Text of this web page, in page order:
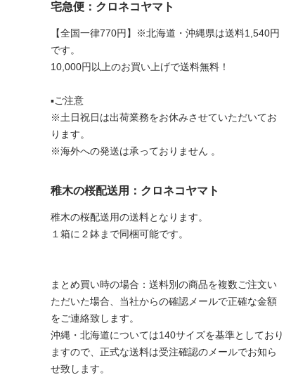
宅急便：クロネコヤマト
【全国一律770円】※北海道・沖縄県は送料1,540円
です。
10,000円以上のお買い上げで送料無料！
▪︎ご注意
※土日祝日は出荷業務をお休みさせていただいてお
ります。
※海外への発送は承っておりません 。
稚木の桜配送用：クロネコヤマト
稚木の桜配送用の送料となります。
１箱に２鉢まで同梱可能です。
まとめ買い時の場合：送料別の商品を複数ご注文い
ただいた場合、当社からの確認メールで正確な金額
をご連絡致します。
沖縄・北海道については140サイズを基準としており
ますので、正式な送料は受注確認のメールでお知ら
せ致します。